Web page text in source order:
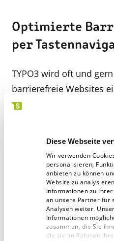
Diese Webseite
Wir verwenden
personalisieren,
anbieten zu können
Website zu
Informationen zu
an unsere Partner für
Analysen weiter.
Informationen
zusammen, die Sie
die sie im Rahmen
Optimierte
per
TYPO3 wird oft und
barrierefreie Websites
v11 gibt es eine weitere
allem die Redaktion
ist nicht nur
Screenreader oder eine
auch manche Admins
Tastatur-Navigationen
Hilfsmittel.